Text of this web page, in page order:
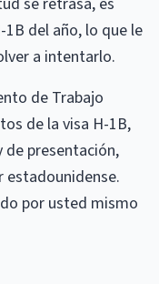
del año, lo que le
a intentarlo.
de Trabajo
de la visa H-1B,
de presentación,
estadounidense.
por usted mismo